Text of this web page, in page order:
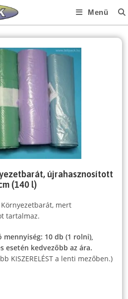
Menü
újrahasznosított
(140 l)
mert
tartalmaz.
10 db (1 rolni),
esetén kedvezőbb az ára.
KISZERELÉST a lenti mezőben.)